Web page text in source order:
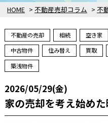
HOME > 不動産売却コラム > 不
不動産の売却 相続 空き家
中古物件
住み替え 買取
築浅物件
2026/05/29(金)
家の売却を考え始め